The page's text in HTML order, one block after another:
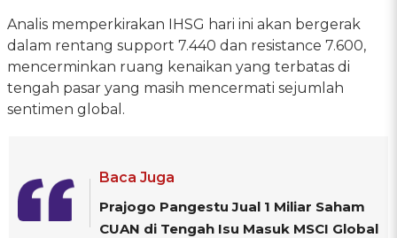
Analis memperkirakan IHSG hari ini akan bergerak
dalam rentang support 7.440 dan resistance 7.600,
mencerminkan ruang kenaikan yang terbatas di
tengah pasar yang masih mencermati sejumlah
sentimen global.
Baca Juga
Prajogo Pangestu Jual 1 Miliar Saham
CUAN di Tengah Isu Masuk MSCI Global